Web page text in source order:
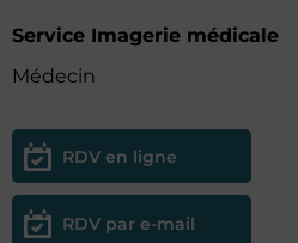
Service Imagerie médicale
Médecin
RDV en ligne
RDV par e-mail